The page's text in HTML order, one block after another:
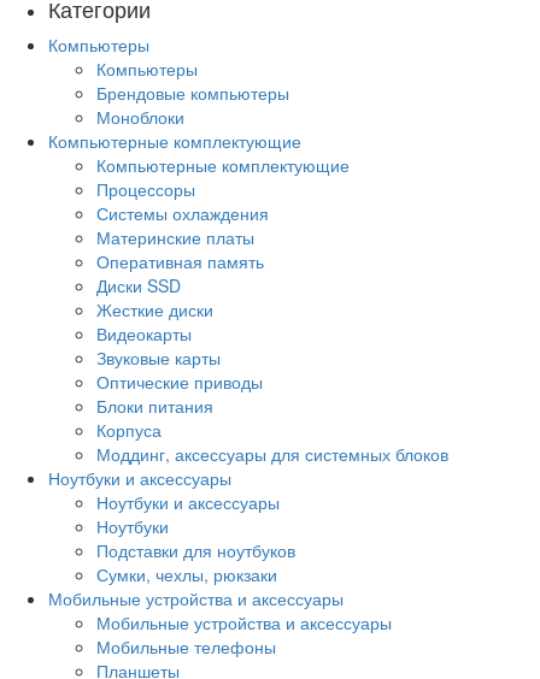
Категории
Компьютеры
Компьютеры
Брендовые компьютеры
Моноблоки
Компьютерные комплектующие
Компьютерные комплектующие
Процессоры
Системы охлаждения
Материнские платы
Оперативная память
Диски SSD
Жесткие диски
Видеокарты
Звуковые карты
Оптические приводы
Блоки питания
Корпуса
Моддинг, аксессуары для системных блоков
Ноутбуки и аксессуары
Ноутбуки и аксессуары
Ноутбуки
Подставки для ноутбуков
Сумки, чехлы, рюкзаки
Мобильные устройства и аксессуары
Мобильные устройства и аксессуары
Мобильные телефоны
Планшеты